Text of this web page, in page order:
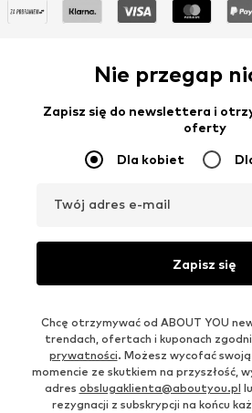
Nie przegap
Zapisz się do newslettera i
oferty
Dla kobiet
Twój adres e-mail
Zapisz się
Chcę otrzymywać od ABOUT YOU
trendach, ofertach i kuponach
prywatności. Możesz wycofać
momencie ze skutkiem na przyszłość,
adres obslugaklienta@aboutyou.pl
rezygnacji z subskrypcji na końcu